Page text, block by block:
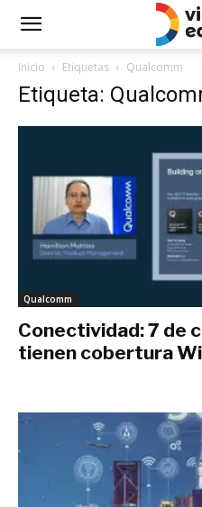
Inicio Etiquetas Qualcomm
Etiqueta:
Qualcomm
Conectividad: 7 de
tienen cobertura